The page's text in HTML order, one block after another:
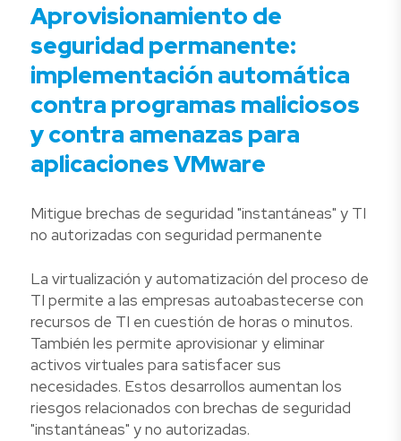
Aprovisionamiento de
seguridad permanente:
implementación automática
contra programas maliciosos
y contra amenazas para
aplicaciones VMware
Mitigue brechas de seguridad "instantáneas" y TI
no autorizadas con seguridad permanente
La virtualización y automatización del proceso de
TI permite a las empresas autoabastecerse con
recursos de TI en cuestión de horas o minutos.
También les permite aprovisionar y eliminar
activos virtuales para satisfacer sus
necesidades. Estos desarrollos aumentan los
riesgos relacionados con brechas de seguridad
"instantáneas" y no autorizadas.